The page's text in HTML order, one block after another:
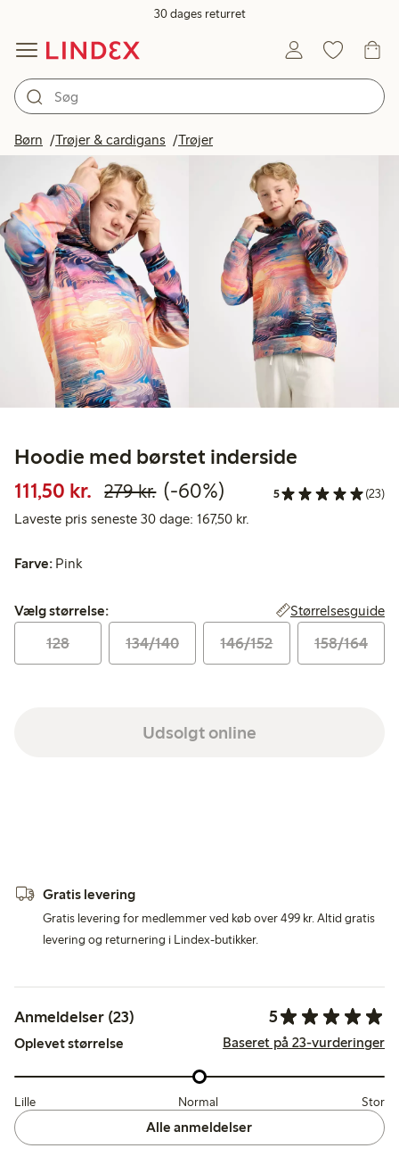
30 dages returret
Børn Trøjer & cardigans Trøjer
Hoodie med børstet inderside
111,50 kr. Nedsat pris: 111,50 kr.
279 kr.Normalpris: 279,00 kr.
60 % rabat
(-60%) 5 (23)
Laveste pris seneste 30 dage: 167,50 kr.
Farve: Pink
Vælg størrelse:
Vælg størrelse: Størrelsesguide
128 134/140 146/152 158/164
Udsolgt online
Gratis levering
Gratis levering for medlemmer ved køb over 499 kr. Altid gratis
levering og returnering i Lindex-butikker.
Anmeldelser (23) 5
Oplevet størrelse Baseret på 23-vurderinger
Lille Normal Stor
Alle anmeldelser